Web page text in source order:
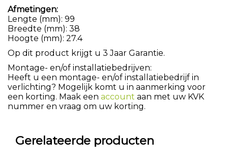
Afmetingen:
Lengte (mm): 99
Breedte (mm): 38
Hoogte (mm): 27.4
Op dit product krijgt u 3 Jaar Garantie.
Montage- en/of installatiebedrijven:
Heeft u een montage- en/of installatiebedrijf in
verlichting? Mogelijk komt u in aanmerking voor
een korting. Maak een account aan met uw KVK
nummer en vraag om uw korting.
Gerelateerde producten